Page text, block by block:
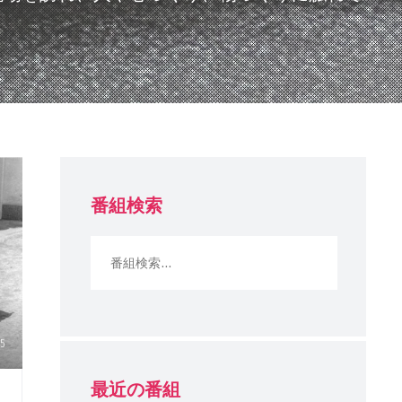
番組検索
最近の番組